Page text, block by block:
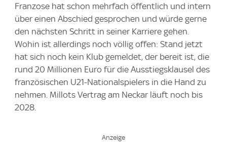
Franzose hat schon mehrfach öffentlich und intern
über einen Abschied gesprochen und würde gerne
den nächsten Schritt in seiner Karriere gehen.
Wohin ist allerdings noch völlig offen: Stand jetzt
hat sich noch kein Klub gemeldet, der bereit ist, die
rund 20 Millionen Euro für die Ausstiegsklausel des
französischen U21-Nationalspielers in die Hand zu
nehmen. Millots Vertrag am Neckar läuft noch bis
2028.